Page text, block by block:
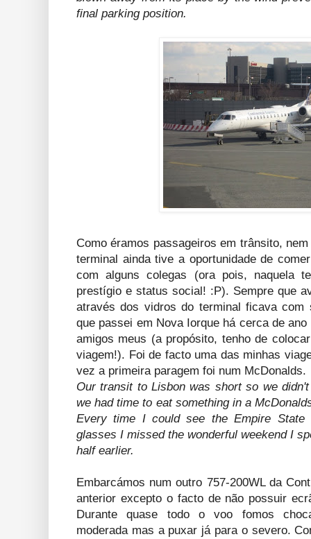
final parking position.
Como éramos passageiros em trânsito,
terminal ainda tive a oportunidade de
com alguns colegas (ora pois, naquela
prestígio e status social! :P). Sempre que
através dos vidros do terminal ficava com
que passei em Nova Iorque há cerca de
amigos meus (a propósito, tenho de
viagem!). Foi de facto uma das minhas
vez a primeira paragem foi num McDonalds.
Our transit to Lisbon was short so we
we had time to eat something in a
Every time I could see the Empire State
glasses I missed the wonderful weekend I
half earlier.
Embarcámos num outro 757-200WL da
anterior excepto o facto de não possuir
Durante quase todo o voo fomos
moderada mas a puxar já para o severo.